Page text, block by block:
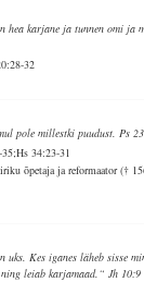
hea karjane ja tunnen omi ja
32
pole millestki puudust. Ps
34:23-31
õpetaja ja reformaator (†
uks. Kes iganes läheb sisse
leiab karjamaad.“ Jh 10:9